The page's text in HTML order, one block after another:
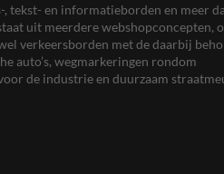
tekst- en informatieborden en meer
uit meerdere webshopconcepten,
verkeersborden met de daarbij
auto’s, wegmarkeringen rondom
de industrie en duurzaam